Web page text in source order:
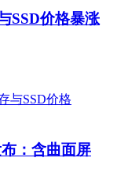
SSD价格暴涨
：含曲面屏